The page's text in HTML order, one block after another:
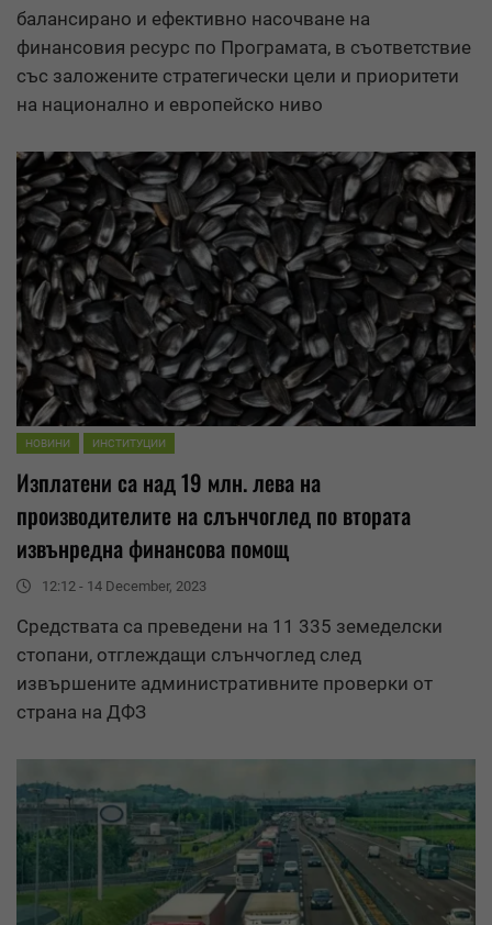
балансирано и ефективно насочване на
финансовия ресурс по Програмата, в съответствие
със заложените стратегически цели и приоритети
на национално и европейско ниво
НОВИНИ ИНСТИТУЦИИ
Изплатени са над 19 млн. лева на
производителите на слънчоглед по втората
извънредна финансова помощ
12:12 - 14 December, 2023
Средствата са преведени на 11 335 земеделски
стопани, отглеждащи слънчоглед след
извършените административните проверки от
страна на ДФЗ